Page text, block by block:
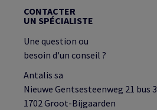
CONTACTER
UN SPÉCIALISTE
Une question ou
besoin d'un conseil ?
Antalis sa
Nieuwe Gentsesteenweg 21 bus 3
1702 Groot-Bijgaarden